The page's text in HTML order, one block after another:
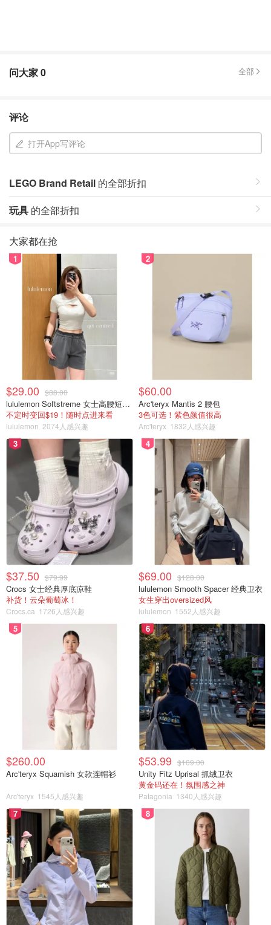
问大家0 全部
评论
打开App写评论
LEGO Brand Retail 的全部折扣
玩具 的全部折扣
大家都在抢
1
$29.00 $88.00
lululemon Softstreme 女士高腰短裤 10cm
不定时变回$19！随时点进来看
lululemon 2074人感兴趣
2
$60.00
Arc'teryx Mantis 2 腰包
3色可选！紫色颜值很高
Arc'teryx 1832人感兴趣
3
$37.50 $79.99
Crocs 女士经典厚底凉鞋
补货！云朵葡萄冰！
Crocs.ca 1726人感兴趣
4
$69.00 $128.00
lululemon Smooth Spacer 经典卫衣
女生穿出oversized风
lululemon 1552人感兴趣
5
$260.00
Arc'teryx Squamish 女款连帽衫
Arc'teryx 1545人感兴趣
6
$53.99 $109.00
Unity Fitz Uprisal 抓绒卫衣
黄金码还在！氛围感之神
Patagonia 1340人感兴趣
7 8